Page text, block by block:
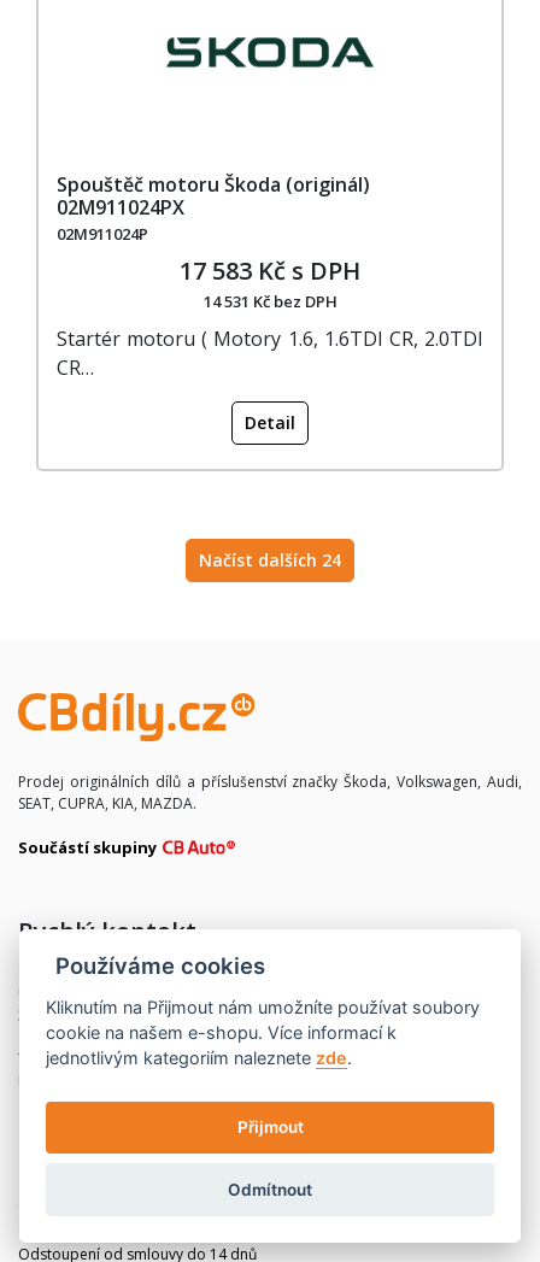
Spouštěč motoru Škoda (originál)
02M911024PX
02M911024P
17 583 Kč s DPH
14 531 Kč bez DPH
Startér motoru ( Motory 1.6, 1.6TDI CR, 2.0TDI
CR…
Detail
Načíst dalších 24
Prodej originálních dílů a příslušenství značky Škoda, Volkswagen, Audi,
SEAT, CUPRA, KIA, MAZDA.
Součástí skupiny
Rychlý kontakt
CB Auto a.s.
370 01 České Budějovice 4
Telefon:+420 770 318 945
Užitečné informace
Odstoupení od smlouvy do 14 dnů
Používáme cookies
Kliknutím na Přijmout nám umožníte používat soubory
cookie na našem e-shopu. Více informací k
jednotlivým kategoriím naleznete zde.
Přijmout
Odmítnout